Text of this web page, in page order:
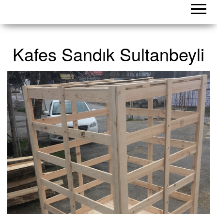
Kafes Sandık Sultanbeyli